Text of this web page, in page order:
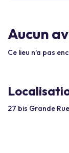
Aucun
Ce lieu n'a pas
27 bis Grande